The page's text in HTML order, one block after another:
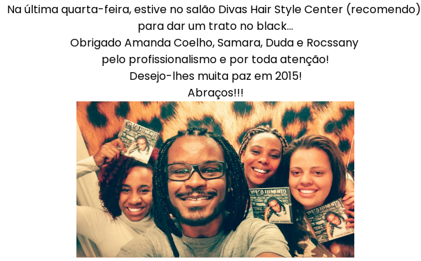
Na última quarta-feira, estive no salão Divas Hair Style Center (recomendo)
para dar um trato no black…
Obrigado Amanda Coelho, Samara, Duda e Rocssany
pelo profissionalismo e por toda atenção!
Desejo-lhes muita paz em 2015!
Abraços!!!